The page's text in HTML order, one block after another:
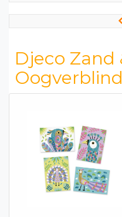
Djeco Zand